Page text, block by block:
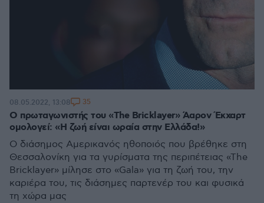
Ο πρωταγωνιστής του «The Bricklayer» Άαρον Έκχαρτ
ομολογεί: «Η ζωή είναι ωραία στην Ελλάδα!»
Ο διάσημος Αμερικανός ηθοποιός που βρέθηκε στη
Θεσσαλονίκη για τα γυρίσματα της περιπέτειας «The
Bricklayer» μίλησε στο «Gala» για τη ζωή του, την
καριέρα του, τις διάσημες παρτενέρ του και φυσικά
τη χώρα μας
08.05.2022, 13:08 35